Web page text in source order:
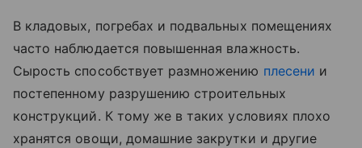
В кладовых, погребах и подвальных помещениях
часто наблюдается повышенная влажность.
Сырость способствует размножению плесени и
постепенному разрушению строительных
конструкций. К тому же в таких условиях плохо
хранятся овощи, домашние закрутки и другие